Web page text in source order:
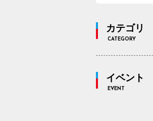
カテゴリ
CATEGORY
イベント
EVENT